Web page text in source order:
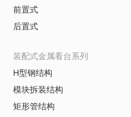
前置式
后置式
装配式金属看台系列
H型钢结构
模块拆装结构
矩形管结构